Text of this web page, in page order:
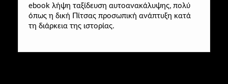
ebook λήψη ταξίδευση αυτοανακάλυψης, πολύ
όπως η δική Πίτσας προσωπική ανάπτυξη κατά
τη διάρκεια της ιστορίας.